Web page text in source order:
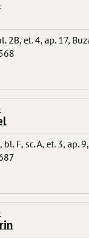
2B, et. 4, ap. 17,
F, sc. A, et. 3, ap.